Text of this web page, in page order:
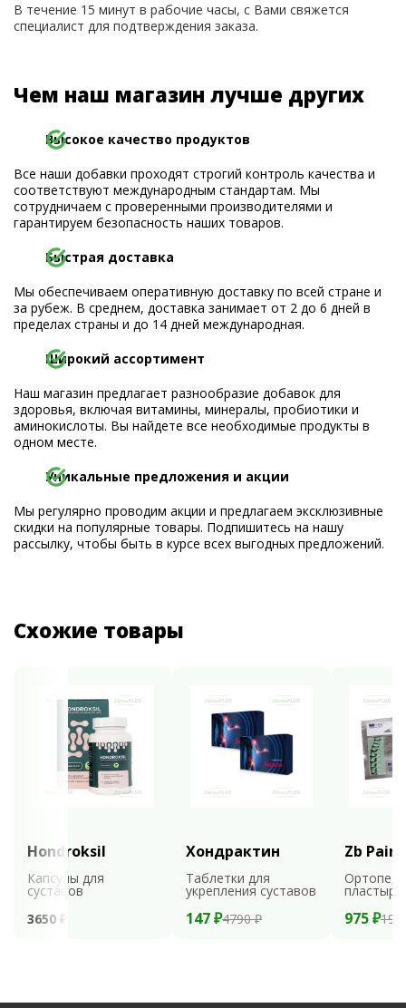
В течение 15 минут в рабочие часы, с Вами свяжется
специалист для подтверждения заказа.
Чем наш магазин лучше других
Высокое качество продуктов
Все наши добавки проходят строгий контроль качества и
соответствуют международным стандартам. Мы
сотрудничаем с проверенными производителями и
гарантируем безопасность наших товаров.
Быстрая доставка
Мы обеспечиваем оперативную доставку по всей стране и
за рубеж. В среднем, доставка занимает от 2 до 6 дней в
пределах страны и до 14 дней международная.
Широкий ассортимент
Наш магазин предлагает разнообразие добавок для
здоровья, включая витамины, минералы, пробиотики и
аминокислоты. Вы найдете все необходимые продукты в
одном месте.
Уникальные предложения и акции
Мы регулярно проводим акции и предлагаем эксклюзивные
скидки на популярные товары. Подпишитесь на нашу
рассылку, чтобы быть в курсе всех выгодных предложений.
Схожие товары
Hondroksil
Капсулы для
суставов
3650 ₽
Хондрактин
Таблетки для
укрепления суставов
147 ₽4790 ₽
Zb Pain
пластыри
975 ₽